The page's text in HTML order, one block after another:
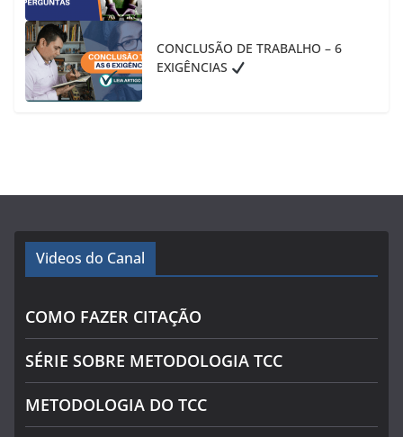
CONCLUSÃO DE TRABALHO – 6
EXIGÊNCIAS
Videos do Canal
COMO FAZER CITAÇÃO
SÉRIE SOBRE METODOLOGIA TCC
METODOLOGIA DO TCC